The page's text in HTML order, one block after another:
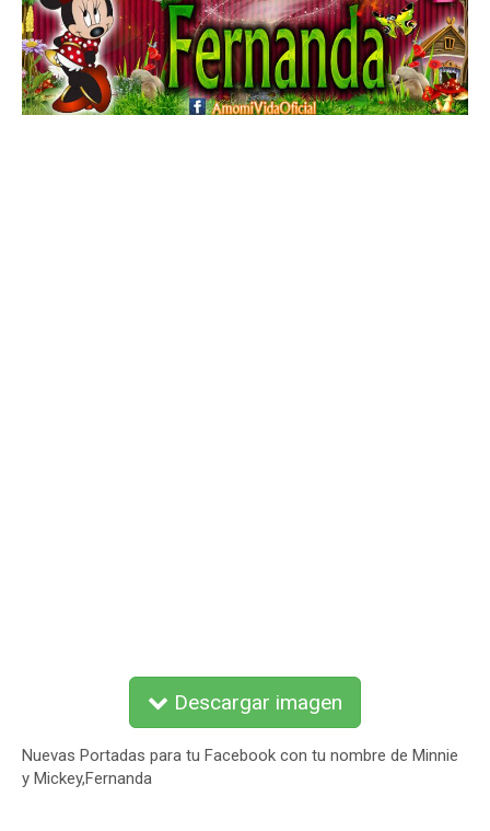
Descargar imagen
Nuevas Portadas para tu Facebook con tu nombre de Minnie
y Mickey,Fernanda